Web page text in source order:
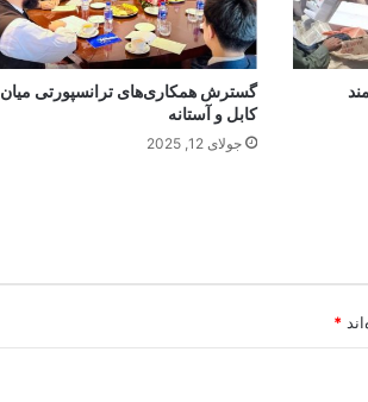
گسترش همکاری‌های ترانسپورتی میان
کابل و آستانه
جولای 12, 2025
*